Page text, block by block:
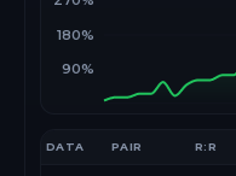
90%
180%
DATA PAIR R:R